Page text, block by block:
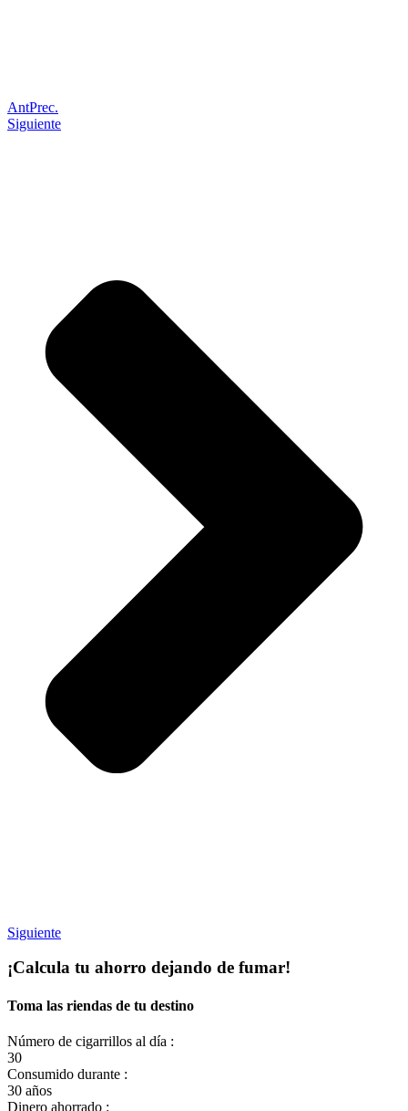
AntPrec.
Siguiente
Siguiente
¡Calcula tu ahorro dejando de fumar!
Toma las riendas de tu destino
Número de cigarrillos al día :
30
Consumido durante :
30 años
Dinero ahorrado :